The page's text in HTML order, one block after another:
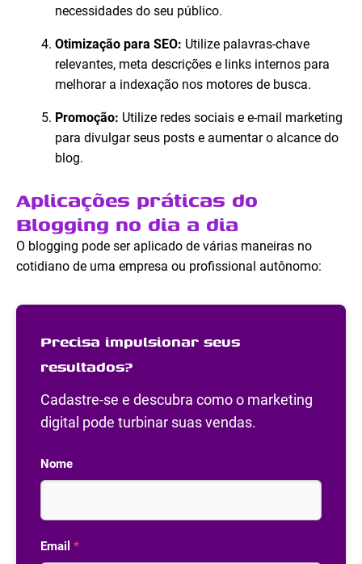
necessidades do seu público.
Otimização para SEO: Utilize palavras-chave
relevantes, meta descrições e links internos para
melhorar a indexação nos motores de busca.
Promoção: Utilize redes sociais e e-mail marketing
para divulgar seus posts e aumentar o alcance do
blog.
Aplicações práticas do
Blogging no dia a dia
O blogging pode ser aplicado de várias maneiras no
cotidiano de uma empresa ou profissional autônomo:
Precisa impulsionar seus
resultados?
Cadastre-se e descubra como o marketing
digital pode turbinar suas vendas.
Nome
Email *